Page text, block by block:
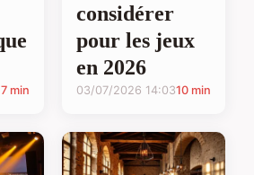
7 min
considérer
pour les jeux
en 2026
03/07/2026 14:0310 min